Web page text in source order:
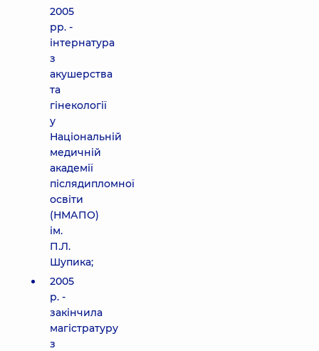
2005
рр. -
інтернатура
з
акушерства
та
гінекології
у
Національній
медичній
академії
післядипломної
освіти
(НМАПО)
ім.
П.Л.
Шупика;
2005
р. -
закінчила
магістратуру
з